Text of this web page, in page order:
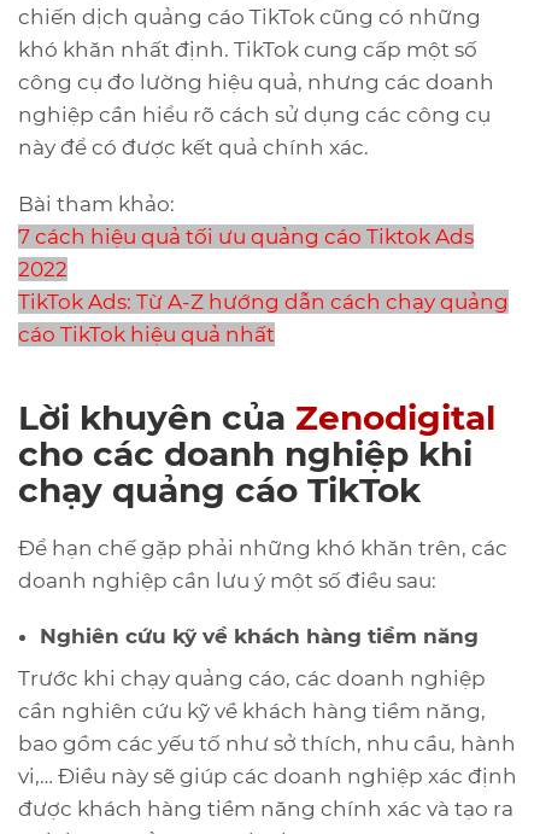
chiến dịch quảng cáo TikTok cũng có những
khó khăn nhất định. TikTok cung cấp một số
công cụ đo lường hiệu quả, nhưng các doanh
nghiệp cần hiểu rõ cách sử dụng các công cụ
này để có được kết quả chính xác.
Bài tham khảo:
7 cách hiệu quả tối ưu quảng cáo Tiktok Ads
2022
TikTok Ads: Từ A-Z hướng dẫn cách chạy quảng
cáo TikTok hiệu quả nhất
Lời khuyên của Zenodigital
cho các doanh nghiệp khi
chạy quảng cáo TikTok
Để hạn chế gặp phải những khó khăn trên, các
doanh nghiệp cần lưu ý một số điều sau:
Nghiên cứu kỹ về khách hàng tiềm năng
Trước khi chạy quảng cáo, các doanh nghiệp
cần nghiên cứu kỹ về khách hàng tiềm năng,
bao gồm các yếu tố như sở thích, nhu cầu, hành
vi,… Điều này sẽ giúp các doanh nghiệp xác định
được khách hàng tiềm năng chính xác và tạo ra